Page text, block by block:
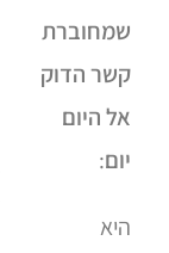
שמחוברת
קשר הדוק
אל היום
יום:
היא